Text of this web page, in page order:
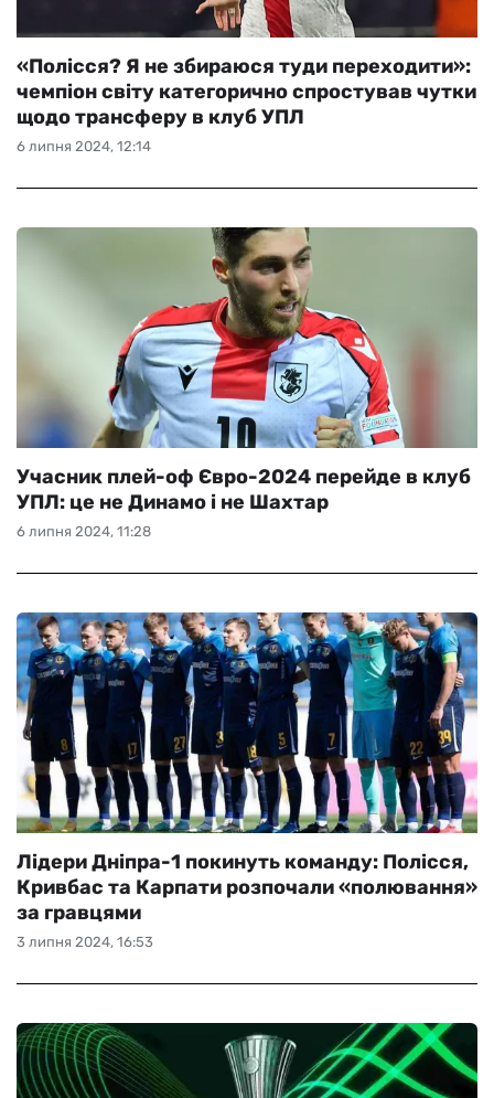
6 липня 2024, 12:14
«Полісся? Я не збираюся туди переходити»:
чемпіон світу категорично спростував чутки
щодо трансферу в клуб УПЛ
6 липня 2024, 11:28
Учасник плей-оф Євро-2024 перейде в клуб
УПЛ: це не Динамо і не Шахтар
3 липня 2024, 16:53
Лідери Дніпра-1 покинуть команду: Полісся,
Кривбас та Карпати розпочали «полювання»
за гравцями